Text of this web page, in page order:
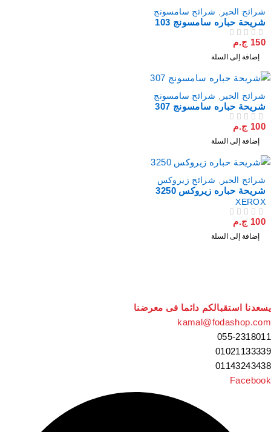
شرائح الحبر, شرائح سامسونج
شريحة حباره سامسونج 103
150 ج.م
إضافة إلى السلة
شرائح الحبر, شرائح سامسونج
شريحة حباره سامسونج 307
100 ج.م
إضافة إلى السلة
شرائح الحبر, شرائح زيروكس
شريحة حباره زيروكس 3250
XEROX
100 ج.م
إضافة إلى السلة
استقبالكم دائما فى معرضنا
055-